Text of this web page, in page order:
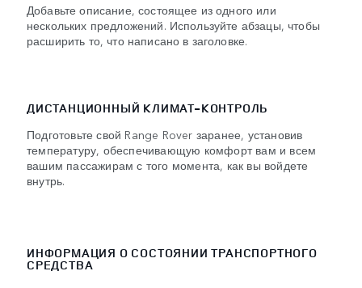
Добавьте описание, состоящее из одного или
нескольких предложений. Используйте абзацы, чтобы
расширить то, что написано в заголовке.
ДИСТАНЦИОННЫЙ КЛИМАТ-КОНТРОЛЬ
Подготовьте свой Range Rover заранее, установив
температуру, обеспечивающую комфорт вам и всем
вашим пассажирам с того момента, как вы войдете
внутрь.
ИНФОРМАЦИЯ О СОСТОЯНИИ ТРАНСПОРТНОГО
СРЕДСТВА